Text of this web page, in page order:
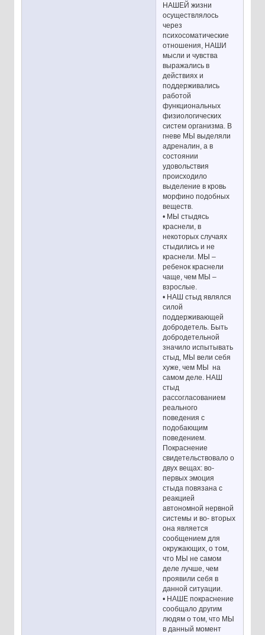
НАШЕЙ жизни
осуществлялось
через
психосоматические
отношения, НАШИ
мысли и чувства
выражались в
действиях и
поддерживались
работой
функциональных
физиологических
систем организма. В
гневе МЫ выделяли
адреналин, а в
состоянии
удовольствия
происходило
выделение в кровь
морфино подобных
веществ.
• МЫ стыдясь
краснели, в
некоторых случаях
стыдились и не
краснели. МЫ –
ребенок краснели
чаще, чем МЫ –
взрослые.
• НАШ стыд являлся
силой
поддерживающей
добродетель. Быть
добродетельной
значило испытывать
стыд, МЫ вели себя
хуже, чем МЫ на
самом деле. НАШ
стыд
рассогласованием
реального
поведения с
подобающим
поведением.
Покраснение
свидетельствовало о
двух вещах: во-
первых эмоция
стыда повязана с
реакцией
автономной нервной
системы и во- вторых
она является
сообщением для
окружающих, о том,
что МЫ не самом
деле лучше, чем
проявили себя в
данной ситуации.
• НАШЕ покраснение
сообщало другим
людям о том, что МЫ
в данный момент